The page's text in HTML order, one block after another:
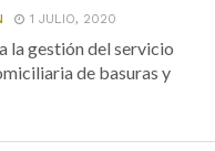
1 JULIO, 2020
la gestión del servicio
de basuras y